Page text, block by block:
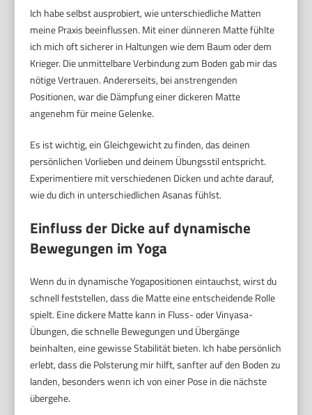
Ich habe selbst ausprobiert, wie unterschiedliche Matten
meine Praxis beeinflussen. Mit einer dünneren Matte fühlte
ich mich oft sicherer in Haltungen wie dem Baum oder dem
Krieger. Die unmittelbare Verbindung zum Boden gab mir das
nötige Vertrauen. Andererseits, bei anstrengenden
Positionen, war die Dämpfung einer dickeren Matte
angenehm für meine Gelenke.
Es ist wichtig, ein Gleichgewicht zu finden, das deinen
persönlichen Vorlieben und deinem Übungsstil entspricht.
Experimentiere mit verschiedenen Dicken und achte darauf,
wie du dich in unterschiedlichen Asanas fühlst.
Einfluss der Dicke auf dynamische
Bewegungen im Yoga
Wenn du in dynamische Yogapositionen eintauchst, wirst du
schnell feststellen, dass die Matte eine entscheidende Rolle
spielt. Eine dickere Matte kann in Fluss- oder Vinyasa-
Übungen, die schnelle Bewegungen und Übergänge
beinhalten, eine gewisse Stabilität bieten. Ich habe persönlich
erlebt, dass die Polsterung mir hilft, sanfter auf den Boden zu
landen, besonders wenn ich von einer Pose in die nächste
übergehe.